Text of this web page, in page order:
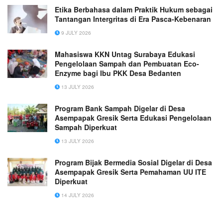
Etika Berbahasa dalam Praktik Hukum sebagai
Tantangan Intergritas di Era Pasca-Kebenaran
9 JULY 2026
Mahasiswa KKN Untag Surabaya Edukasi
Pengelolaan Sampah dan Pembuatan Eco-
Enzyme bagi Ibu PKK Desa Bedanten
13 JULY 2026
Program Bank Sampah Digelar di Desa
Asempapak Gresik Serta Edukasi Pengelolaan
Sampah Diperkuat
13 JULY 2026
Program Bijak Bermedia Sosial Digelar di Desa
Asempapak Gresik Serta Pemahaman UU ITE
Diperkuat
14 JULY 2026